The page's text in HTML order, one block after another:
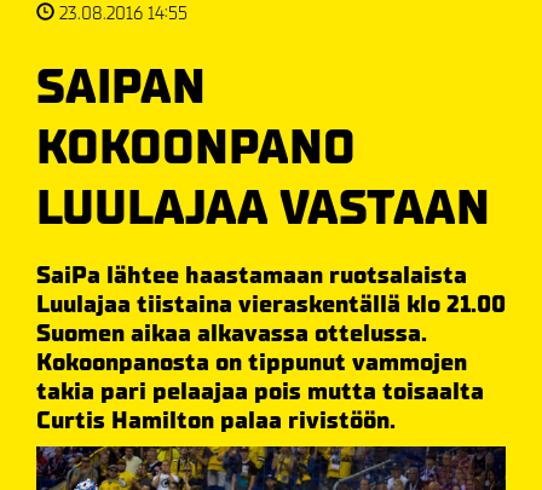
23.08.2016 14:55
SAIPAN
KOKOONPANO
LUULAJAA VASTAAN
SaiPa lähtee haastamaan ruotsalaista
Luulajaa tiistaina vieraskentällä klo 21.00
Suomen aikaa alkavassa ottelussa.
Kokoonpanosta on tippunut vammojen
takia pari pelaajaa pois mutta toisaalta
Curtis Hamilton palaa rivistöön.